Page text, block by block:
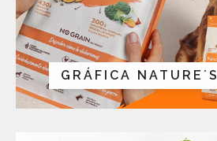
GRÁFICA